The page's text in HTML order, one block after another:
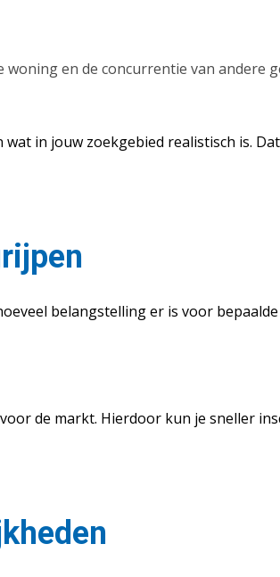
en de concurrentie van andere
in jouw zoekgebied realistisch is.
belangstelling er is voor
de markt. Hierdoor kun je sneller